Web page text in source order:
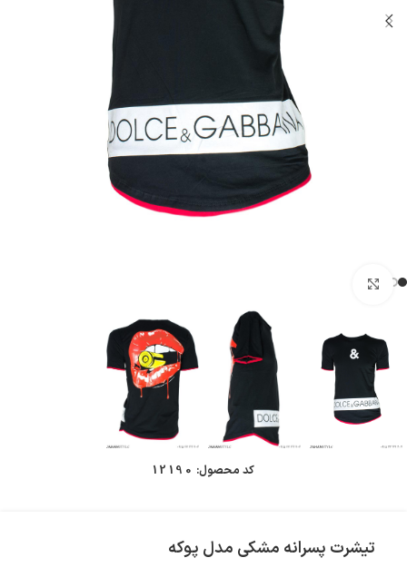
کد محصول: 12190
تیشرت پسرانه مشکی مدل پوکه